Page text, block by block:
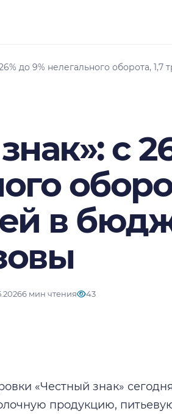
до 9% нелегального оборота,
с
в
6 мин чтения 43
«Честный знак»
продукцию,